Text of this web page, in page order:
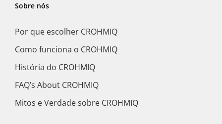
Sobre nós
Por que escolher CROHMIQ
Como funciona o CROHMIQ
História do CROHMIQ
FAQ’s About CROHMIQ
Mitos e Verdade sobre CROHMIQ